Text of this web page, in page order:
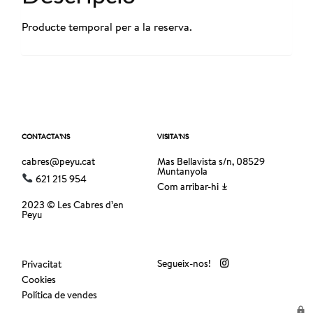
Producte temporal per a la reserva.
CONTACTA’NS
cabres@peyu.cat
621 215 954
2023 © Les Cabres d’en
Peyu
VISITA’NS
Mas Bellavista s/n, 08529
Muntanyola
Com arribar-hi
Privacitat
Cookies
Política de vendes
Segueix-nos!
lock